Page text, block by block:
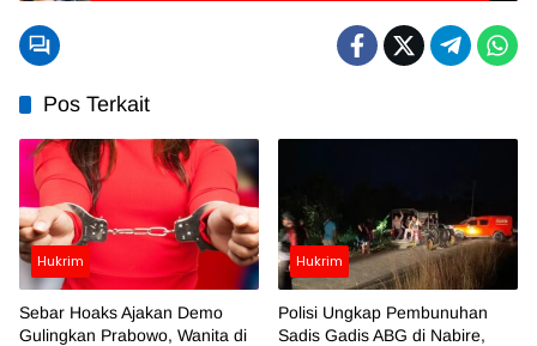
Pos Terkait
Hukrim
Sebar Hoaks Ajakan Demo
Gulingkan Prabowo, Wanita di
Hukrim
Polisi Ungkap Pembunuhan
Sadis Gadis ABG di Nabire,